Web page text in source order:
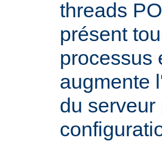
threads
présent
processus
augmente
du